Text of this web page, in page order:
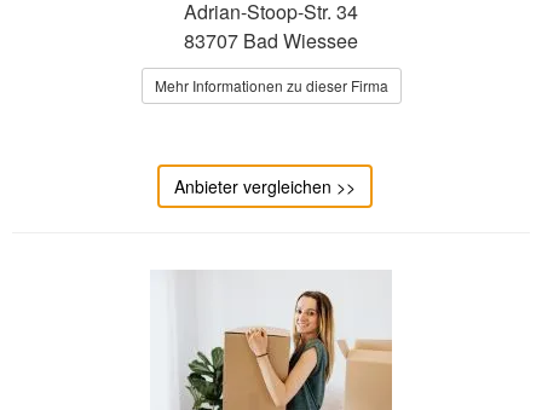
Adrian-Stoop-Str. 34
83707 Bad Wiessee
Mehr Informationen zu dieser Firma
Anbieter vergleichen >>